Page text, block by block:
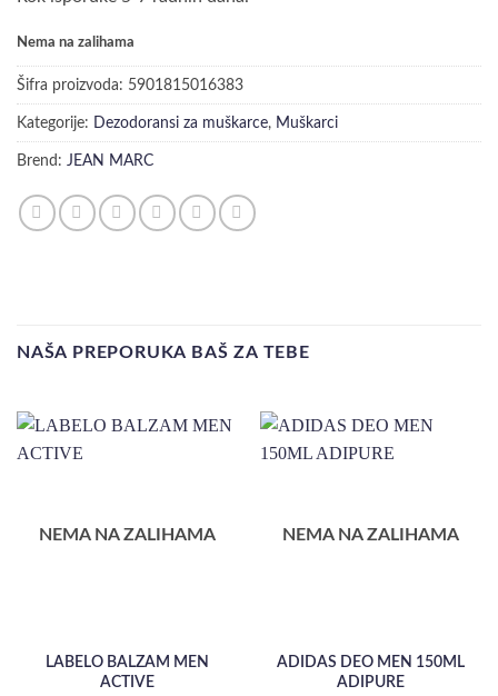
Nema na zalihama
Šifra proizvoda: 5901815016383
Kategorije: Dezodoransi za muškarce, Muškarci
Brend: JEAN MARC
NAŠA PREPORUKA BAŠ ZA TEBE
NEMA NA ZALIHAMA
LABELO BALZAM MEN
ACTIVE
NEMA NA ZALIHAMA
ADIDAS DEO MEN 150ML
ADIPURE